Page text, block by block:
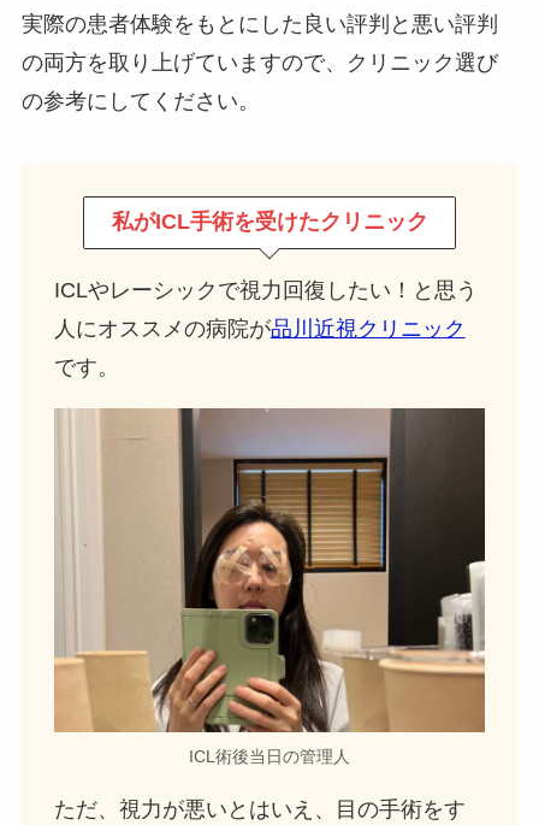
実際の患者体験をもとにした良い評判と悪い評判
の両方を取り上げていますので、クリニック選び
の参考にしてください。
私がICL手術を受けたクリニック
ICLやレーシックで視力回復したい！と思う
人にオススメの病院が品川近視クリニック
です。
ICL術後当日の管理人
ただ、視力が悪いとはいえ、目の手術をす